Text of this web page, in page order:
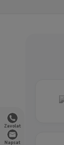
Zavolat
Napsat